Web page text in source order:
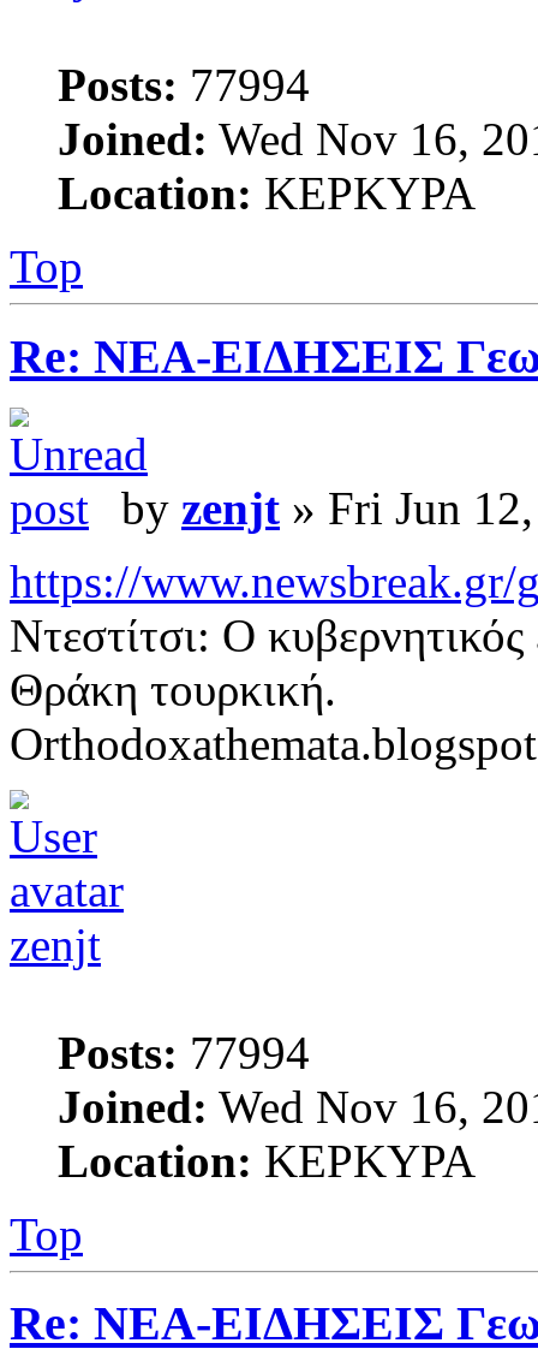
Posts: 77994
Joined: Wed Nov 16,
Location: ΚΕΡΚΥΡΑ
Top
Re: ΝΕΑ-ΕΙΔΗΣΕΙΣ
by zenjt » Fri Jun
https://
Ντεστίτσι: Ο
Θράκη τουρκική.
zenjt
Posts: 77994
Joined: Wed Nov 16,
Location: ΚΕΡΚΥΡΑ
Top
Re: ΝΕΑ-ΕΙΔΗΣΕΙΣ